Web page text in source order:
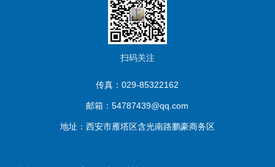
扫码关注
传真：029-85322162
邮箱：54787439@qq.com
地址：西安市雁塔区含光南路鹏豪商务区